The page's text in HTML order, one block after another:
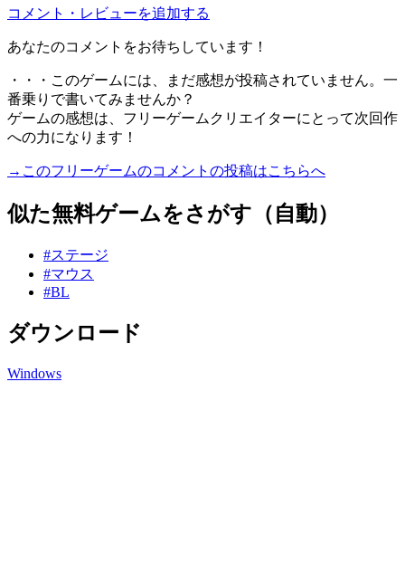
コメント・レビューを追加する
あなたのコメントをお待ちしています！
・・・このゲームには、まだ感想が投稿されていません。一
番乗りで書いてみませんか？
ゲームの感想は、フリーゲームクリエイターにとって次回作
への力になります！
→このフリーゲームのコメントの投稿はこちらへ
似た無料ゲームをさがす（自動）
#ステージ
#マウス
#BL
ダウンロード
Windows